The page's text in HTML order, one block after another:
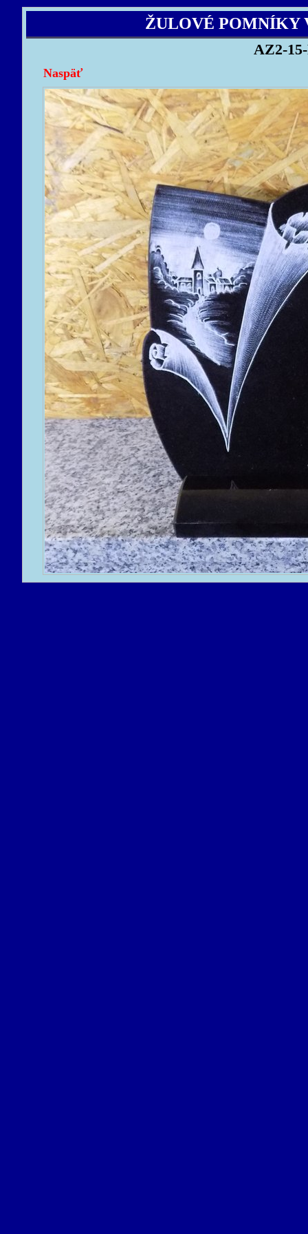
ŽULOVÉ POMNÍKY
AZ2-
Naspäť